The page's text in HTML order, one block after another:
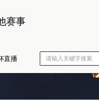
赛事
直播